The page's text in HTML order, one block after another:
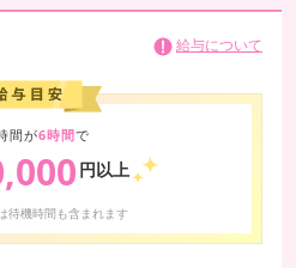
給与について
間が6時間で
円以上
待機時間も含まれます